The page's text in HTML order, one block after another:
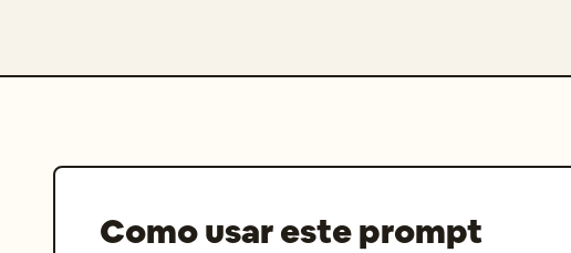
Como usar este prompt